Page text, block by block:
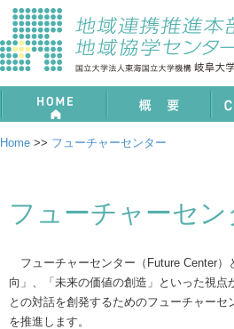
Home >> フューチャーセンター
フューチャーセ
フューチャーセンター（Future Center）
向」、「未来の価値の創造」といった視
との対話を創発するためのフューチャー
を推進します。